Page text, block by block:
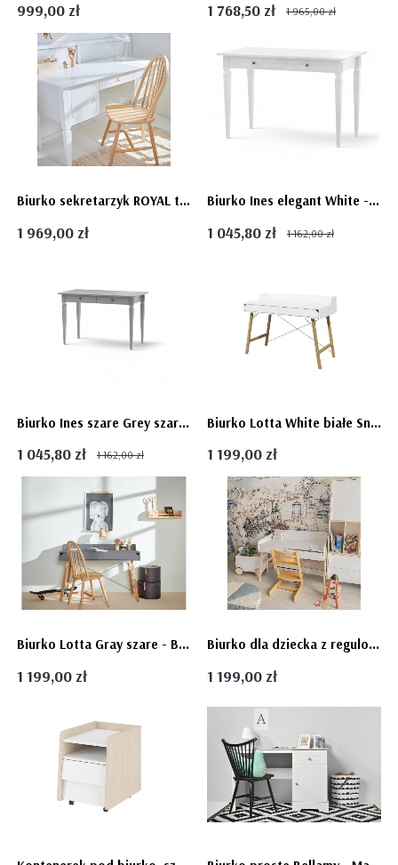
999,00 zł 1 768,50 zł 1 965,00 zł
Biurko sekretarzyk ROYAL timeless white białe - Bellamy
1 969,00 zł
Biurko Ines elegant White - Bellamy
1 045,80 zł 1 162,00 zł
Biurko Ines szare Grey szare - Bellamy
1 045,80 zł 1 162,00 zł
Biurko Lotta White białe Snow - Bellamy
1 199,00 zł
Biurko Lotta Gray szare - Bellamy
1 199,00 zł
Biurko dla dziecka z regulowanym blatem, So sixty Bellamy
1 199,00 zł